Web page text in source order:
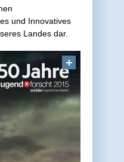
und Innovatives
Landes dar.